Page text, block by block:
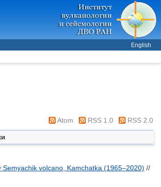
English
Atom RSS 1.0 RSS 2.0
volcano, Kamchatka (1965–2020) //